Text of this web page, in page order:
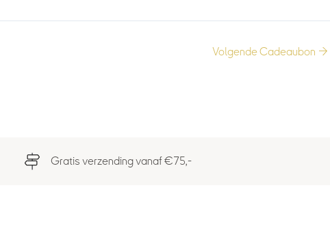
Volgende Cadeaubon →
Gratis verzending vanaf €75,-